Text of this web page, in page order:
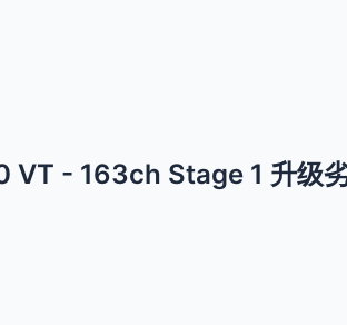
- 163ch Stage 1 升级